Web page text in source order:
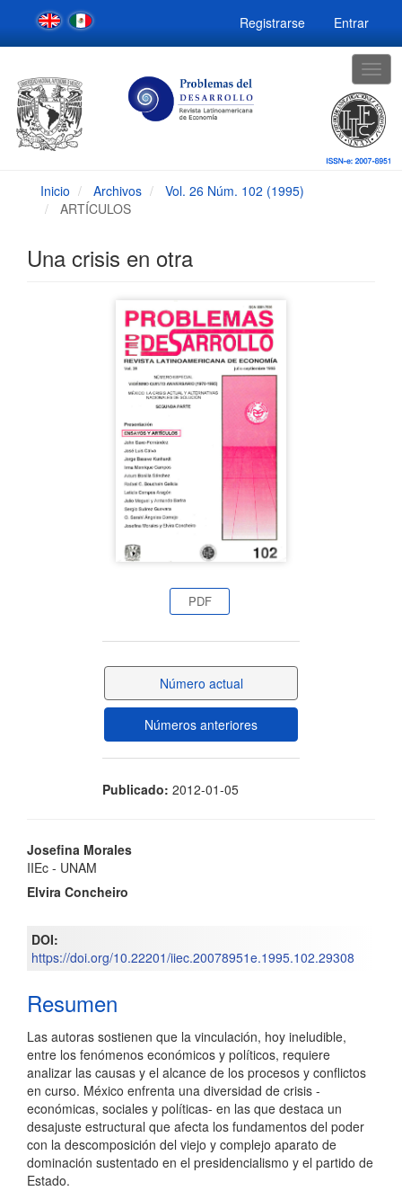
Navegación
principal
Contenido
Barra
lateral
Registrarse Entrar
Inicio Archivos
Vol. 26 Núm. 102 (1995)
ARTÍCULOS
Una crisis en otra
PDF
Número actual
Números anteriores
Publicado: 2012-01-05
Contenido
principal
artículo
Josefina Morales
IIEc - UNAM
Elvira Concheiro
DOI:
https://doi.org/10.22201/iiec.20078951e.1995.102.29308
Resumen
Las autoras sostienen que la vinculación, hoy ineludible,
entre los fenómenos económicos y políticos, requiere
analizar las causas y el alcance de los procesos y conflictos
en curso. México enfrenta una diversidad de crisis -
económicas, sociales y políticas- en las que destaca un
desajuste estructural que afecta los fundamentos del poder
con la descomposición del viejo y complejo aparato de
dominación sustentado en el presidencialismo y el partido de
Estado.